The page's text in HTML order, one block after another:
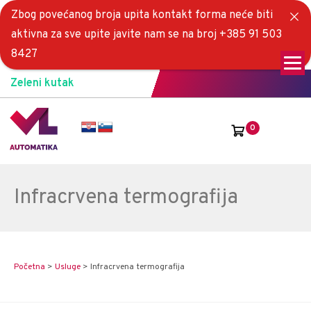
Zeleni kutak
0
Infracrvena termografija
Početna > Usluge > Infracrvena termografija
Zbog povećanog broja upita kontakt forma neće biti
aktivna za sve upite javite nam se na broj +385 91 503
8427